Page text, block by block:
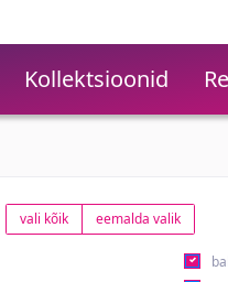
Kollektsioonid
vali kõik eemalda valik